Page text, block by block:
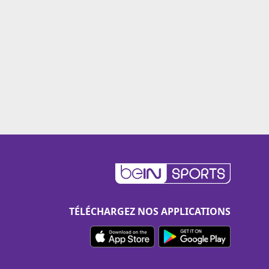
TÉLÉCHARGEZ NOS APPLICATIONS